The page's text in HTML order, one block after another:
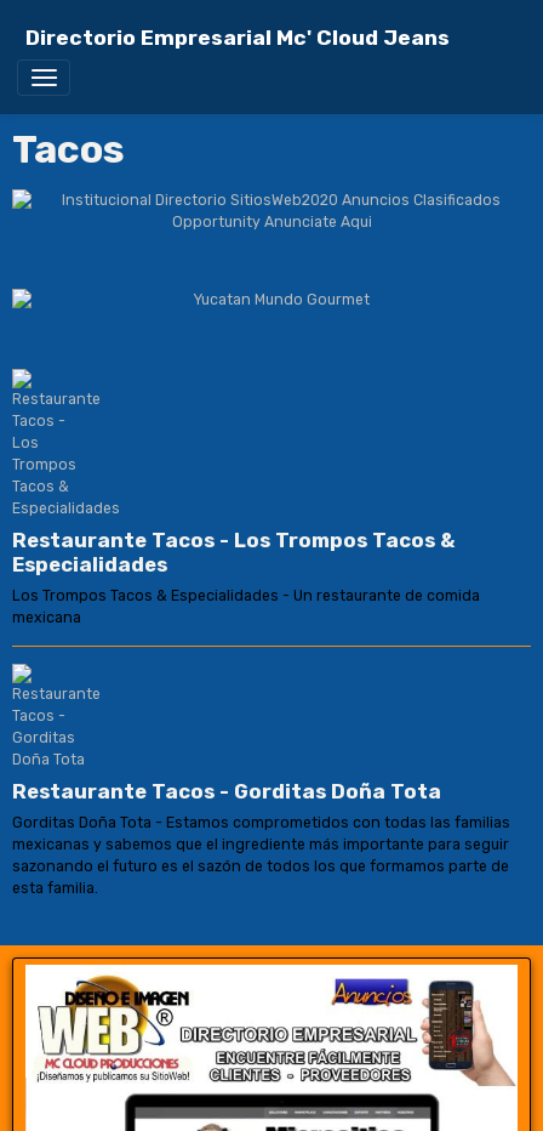
Directorio Empresarial Mc' Cloud Jeans
Tacos
Restaurante Tacos - Los Trompos Tacos &
Especialidades
Los Trompos Tacos & Especialidades - Un restaurante de comida
mexicana
Restaurante Tacos - Gorditas Doña Tota
Gorditas Doña Tota - Estamos comprometidos con todas las familias
mexicanas y sabemos que el ingrediente más importante para seguir
sazonando el futuro es el sazón de todos los que formamos parte de
esta familia.